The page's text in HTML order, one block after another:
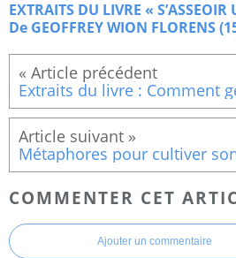
EXTRAITS DU LIVRE « S’ASSEOIR
De GEOFFREY WION FLORENS
COMMENTER CET
Ajouter un commentaire